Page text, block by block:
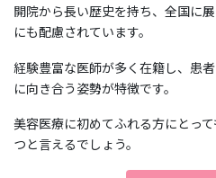
開院から長い歴史を持ち、全国に
にも配慮されています。
経験豊富な医師が多く在籍し、患
に向き合う姿勢が特徴です。
美容医療に初めてふれる方にとっ
つと言えるでしょう。